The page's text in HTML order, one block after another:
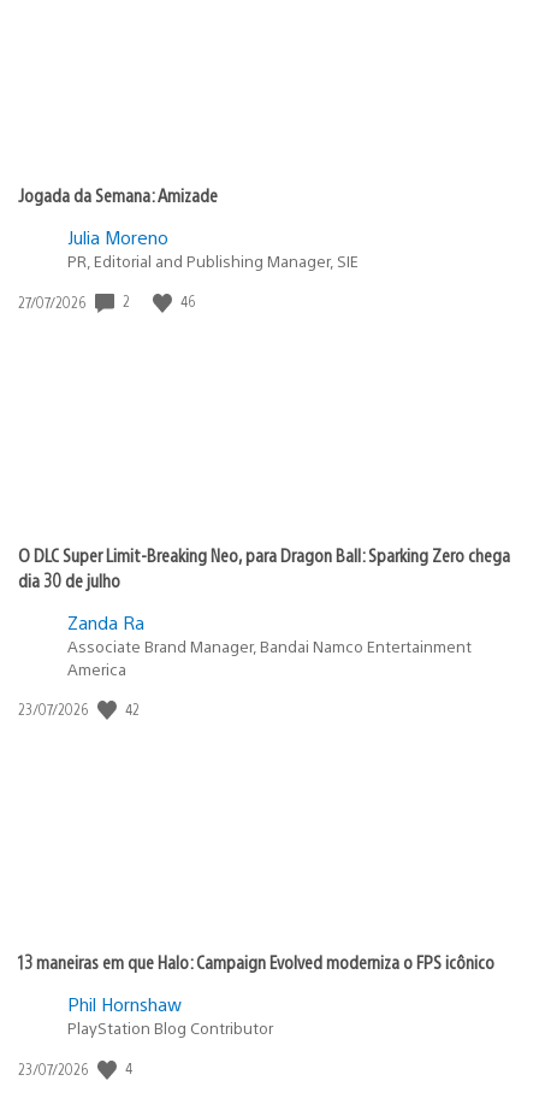
Jogada da Semana: Amizade
Julia Moreno
PR, Editorial and Publishing Manager, SIE
Data
27/07/2026 2 46
O DLC Super Limit-Breaking Neo, para Dragon Ball: Sparking Zero chega
dia 30 de julho
Zanda Ra
Associate Brand Manager, Bandai Namco Entertainment
America
Data
23/07/2026 42
13 maneiras em que Halo: Campaign Evolved moderniza o FPS icônico
Phil Hornshaw
PlayStation Blog Contributor
Data
23/07/2026 4